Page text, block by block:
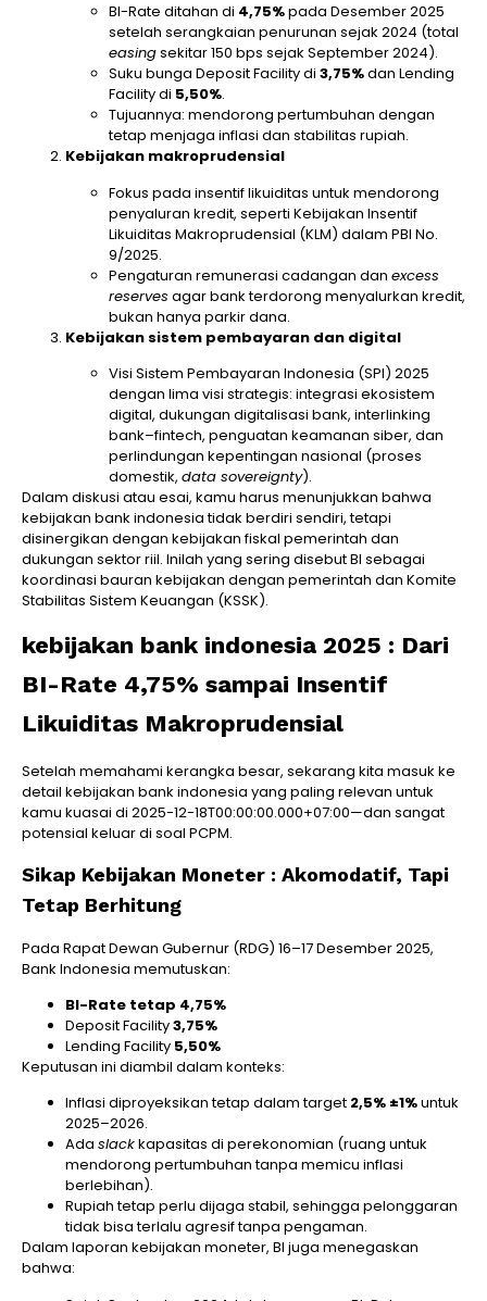
BI-Rate ditahan di 4,75%pada Desember 2025
setelah serangkaian penurunan sejak 2024 (total
easingsekitar 150 bps sejak September 2024).
Suku bunga Deposit Facility di 3,75%dan Lending
Facility di 5,50%.
Tujuannya: mendorong pertumbuhan dengan
tetap menjaga inflasi dan stabilitas rupiah.
Kebijakan makroprudensial
Fokus pada insentif likuiditas untuk mendorong
penyaluran kredit, seperti Kebijakan Insentif
Likuiditas Makroprudensial (KLM) dalam PBI No.
9/2025.
Pengaturan remunerasi cadangan dan excess
reserves agar bank terdorong menyalurkan kredit,
bukan hanya parkir dana.
Kebijakan sistem pembayaran dan digital
Visi Sistem Pembayaran Indonesia (SPI) 2025
dengan lima visi strategis: integrasi ekosistem
digital, dukungan digitalisasi bank, interlinking
bank–fintech, penguatan keamanan siber, dan
perlindungan kepentingan nasional (proses
domestik, data sovereignty).
Dalam diskusi atau esai, kamu harus menunjukkan bahwa
kebijakan bank indonesia tidak berdiri sendiri, tetapi
disinergikan dengan kebijakan fiskal pemerintah dan
dukungan sektor riil. Inilah yang sering disebut BI sebagai
koordinasi bauran kebijakan dengan pemerintah dan Komite
Stabilitas Sistem Keuangan (KSSK).
kebijakan bank indonesia 2025 : Dari
BI-Rate 4,75% sampai Insentif
Likuiditas Makroprudensial
Setelah memahami kerangka besar, sekarang kita masuk ke
detail kebijakan bank indonesia yang paling relevan untuk
kamu kuasai di 2025-12-18T00:00:00.000+07:00—dan sangat
potensial keluar di soal PCPM.
Sikap Kebijakan Moneter : Akomodatif, Tapi
Tetap Berhitung
Pada Rapat Dewan Gubernur (RDG) 16–17 Desember 2025,
Bank Indonesia memutuskan:
BI-Rate tetap 4,75%
Deposit Facility3,75%
Lending Facility 5,50%
Keputusan ini diambil dalam konteks:
Inflasi diproyeksikan tetap dalam target 2,5% ±1%untuk
2025–2026.
Ada slackkapasitas di perekonomian (ruang untuk
mendorong pertumbuhan tanpa memicu inflasi
berlebihan).
Rupiah tetap perlu dijaga stabil, sehingga pelonggaran
tidak bisa terlalu agresif tanpa pengaman.
Dalam laporan kebijakan moneter, BI juga menegaskan
bahwa: